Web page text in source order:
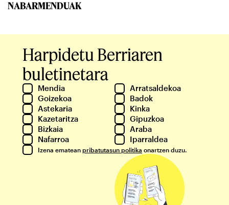
NABARMENDUAK
Harpidetu Berriaren
buletinetara
Mendia
Arratsaldekoa
Goizekoa
Badok
Astekaria
Kinka
Kazetaritza
Gipuzkoa
Bizkaia
Araba
Nafarroa
Iparraldea
Izena ematean pribatutasun politika onartzen duzu.